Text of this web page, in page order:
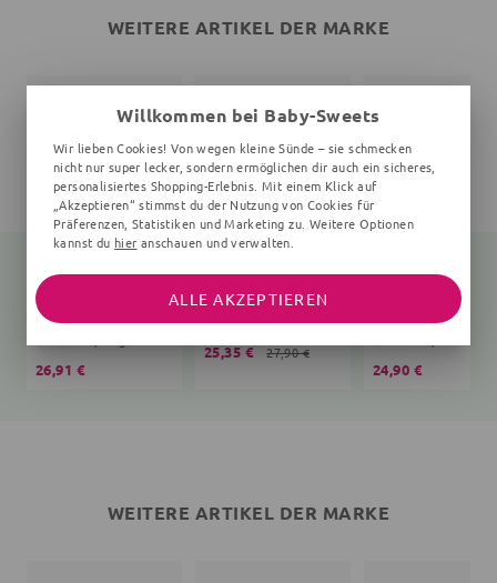
WEITERE ARTIKEL DER MARKE
Langarmbody
26,91 €
Print
25,35 € 27,90 €
Babyhose
24,90 €
WEITERE ARTIKEL DER MARKE
Willkommen bei Baby-Sweets
Wir lieben Cookies! Von wegen kleine Sünde – sie schmecken
nicht nur super lecker, sondern ermöglichen dir auch ein sicheres,
personalisiertes Shopping-Erlebnis. Mit einem Klick auf
„Akzeptieren“ stimmst du der Nutzung von Cookies für
Präferenzen, Statistiken und Marketing zu. Weitere Optionen
kannst du hier anschauen und verwalten.
ALLE AKZEPTIEREN